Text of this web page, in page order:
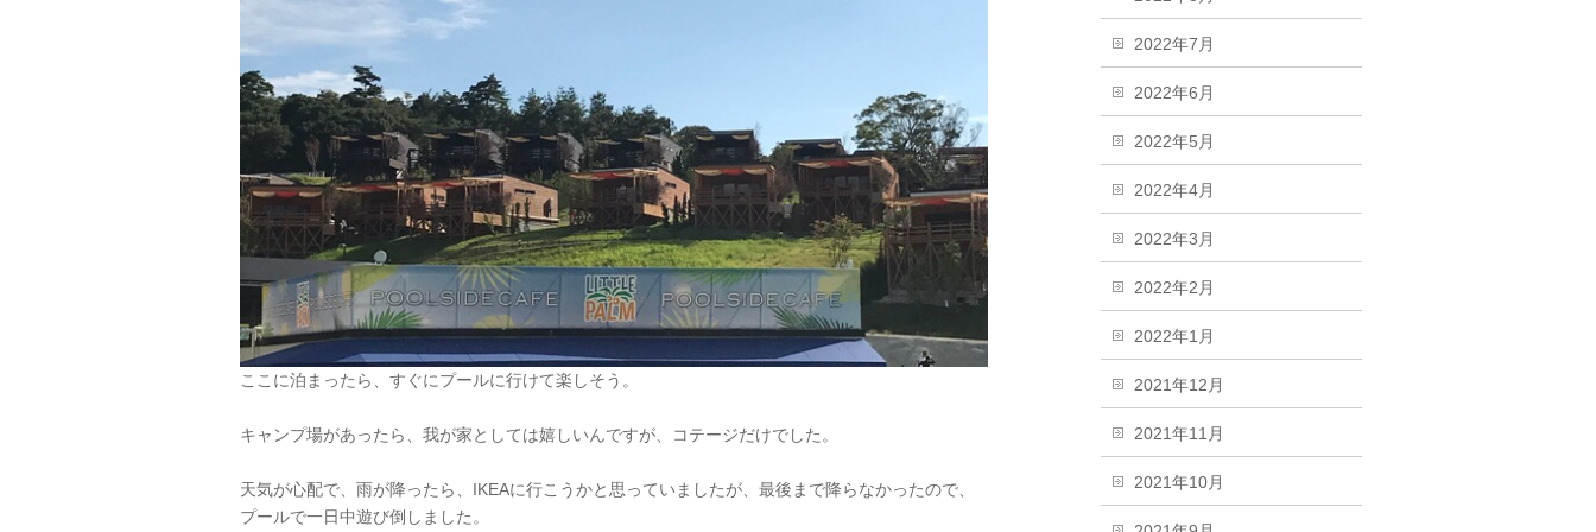
ここに泊まったら、すぐにプールに行けて楽しそう。
キャンプ場があったら、我が家としては嬉しいんですが、コテージだけでした。
天気が心配で、雨が降ったら、IKEAに行こうかと思っていましたが、最後まで降らなかったので、
プールで一日中遊び倒しました。
2022年7月
2022年6月
2022年5月
2022年4月
2022年3月
2022年2月
2022年1月
2021年12月
2021年11月
2021年10月